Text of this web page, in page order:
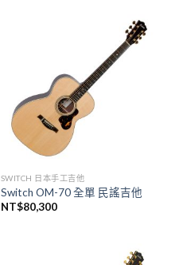
SWITCH 日本手工吉他
Switch OM-70 全單 民謠吉他
NT$80,300